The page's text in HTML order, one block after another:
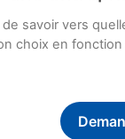
savoir vers
choix en